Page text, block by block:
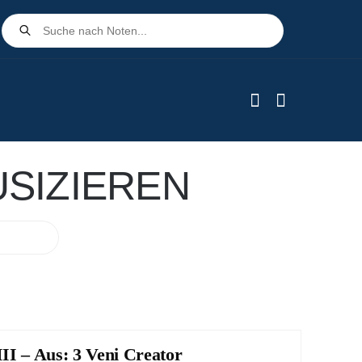
Products
search
– Aus: 3 Veni Creator